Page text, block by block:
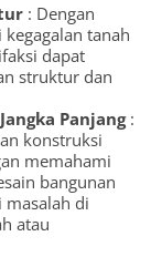
: Dengan
tanah
dapat
struktur dan
Panjang:
konstruksi
memahami
bangunan
di
atau